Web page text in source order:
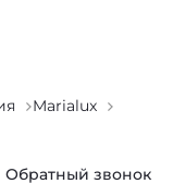
Marialux
Обратный звонок